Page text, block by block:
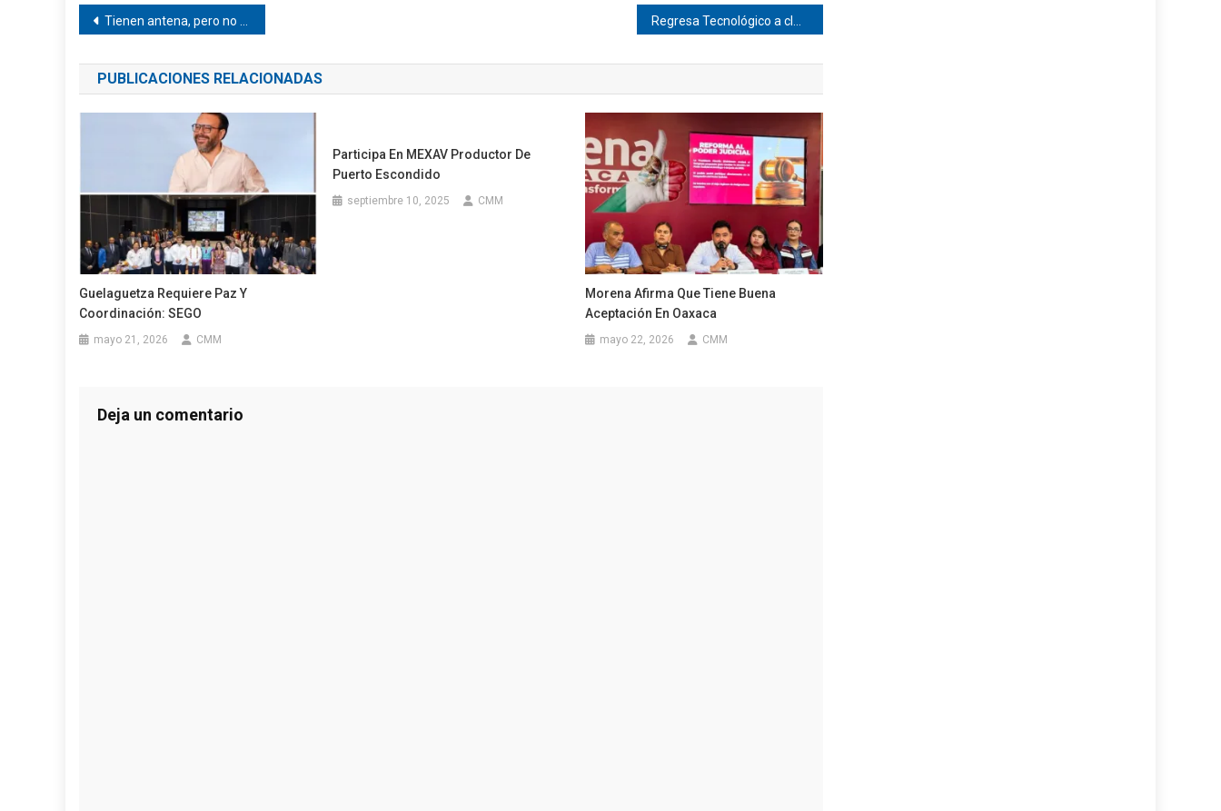
Navegación
de
entradas
Tienen antena, pero no señal en el Carrizo Regresa Tecnológico a clases presenciales en Pinotepa
PUBLICACIONES RELACIONADAS
Guelaguetza Requiere Paz Y
Coordinación: SEGO
mayo 21, 2026 CMM
Participa En MEXAV Productor De
Puerto Escondido
septiembre 10, 2025 CMM
Morena Afirma Que Tiene Buena
Aceptación En Oaxaca
mayo 22, 2026 CMM
Deja un comentario